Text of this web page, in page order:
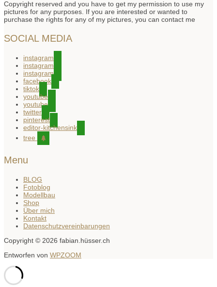
Copyright reserved and you have to get my permission to use my
pictures for any purposes. If you are interested or wanted to
purchase the rights for any of my pictures, you can contact me
SOCIAL MEDIA
instagram
instagram
instagram
facebook
tiktok
youtube
youtube
twitter
pinterest
editor-kitchensink
tree
Menu
BLOG
Fotoblog
Modellbau
Shop
Über mich
Kontakt
Datenschutzvereinbarungen
Copyright © 2026 fabian.hüsser.ch
Entworfen von WPZOOM